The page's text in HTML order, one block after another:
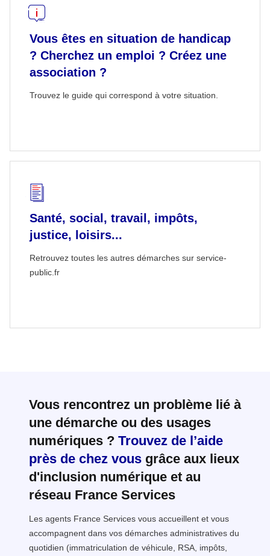
Vous êtes en situation de handicap
? Cherchez un emploi ? Créez une
association ?
Trouvez le guide qui correspond à votre situation.
Santé, social, travail, impôts,
justice, loisirs...
Retrouvez toutes les autres démarches sur service-
public.fr
Vous rencontrez un problème lié à
une démarche ou des usages
numériques ? Trouvez de l’aide
près de chez vous grâce aux lieux
d'inclusion numérique et au
réseau France Services
Les agents France Services vous accueillent et vous
accompagnent dans vos démarches administratives du
quotidien (immatriculation de véhicule, RSA, impôts,